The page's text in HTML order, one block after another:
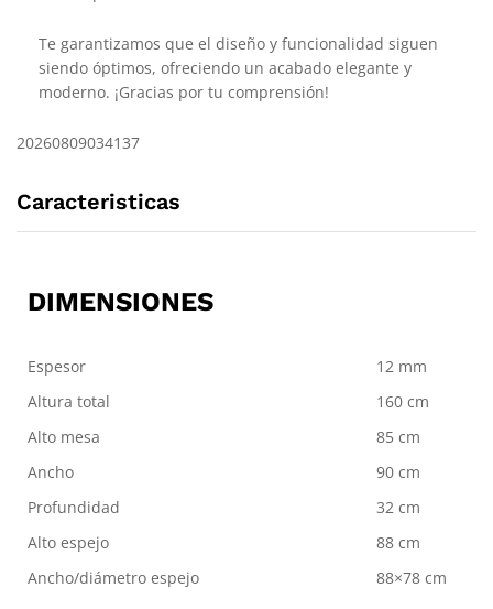
Te garantizamos que el diseño y funcionalidad siguen
siendo óptimos, ofreciendo un acabado elegante y
moderno. ¡Gracias por tu comprensión!
20260809034137
Caracteristicas
DIMENSIONES
Espesor
12 mm
Altura total
160 cm
Alto mesa
85 cm
Ancho
90 cm
Profundidad
32 cm
Alto espejo
88 cm
Ancho/diámetro espejo
88×78 cm